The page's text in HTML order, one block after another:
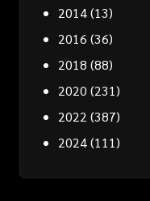
2014(13)
2016 (36)
2018 (88)
2020 (231)
2022 (387)
2024(111)